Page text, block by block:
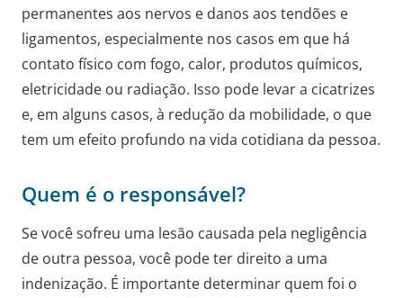
permanentes aos nervos e danos aos tendões e
ligamentos, especialmente nos casos em que há
contato físico com fogo, calor, produtos químicos,
eletricidade ou radiação. Isso pode levar a cicatrizes
e, em alguns casos, à redução da mobilidade, o que
tem um efeito profundo na vida cotidiana da pessoa.
Quem é o responsável?
Se você sofreu uma lesão causada pela negligência
de outra pessoa, você pode ter direito a uma
indenização. É importante determinar quem foi o